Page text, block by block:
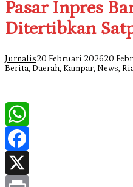
Pasar Inpres
Ditertibkan
Jurnalis20 Februari 202620
Berita, Daerah, Kampar, News,
WhatsApp
Facebook